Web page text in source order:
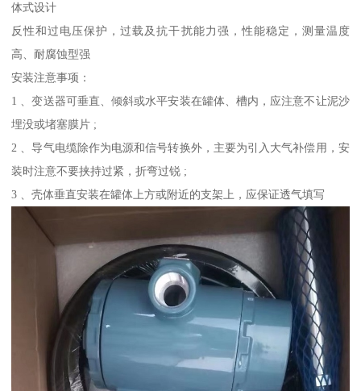
体式设计
反性和过电压保护，过载及抗干扰能力强，性能稳定，测量温度
高、耐腐蚀型强
安装注意事项：
1 、变送器可垂直、倾斜或水平安装在罐体、槽内，应注意不让泥沙
埋没或堵塞膜片 ;
2 、导气电缆除作为电源和信号转换外，主要为引入大气补偿用，安
装时注意不要挟持过紧，折弯过锐 ;
3 、壳体垂直安装在罐体上方或附近的支架上，应保证透气填写